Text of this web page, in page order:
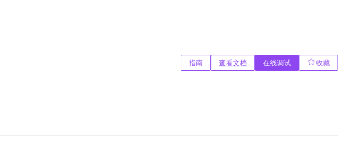
指南 查看文档 在线调试
收藏